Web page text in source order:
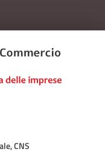
CNS